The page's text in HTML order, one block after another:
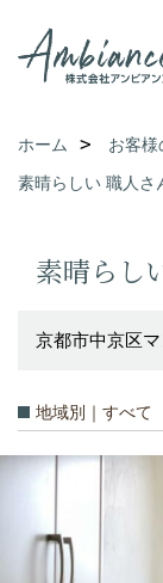
ホーム お客様
素晴らしい 職人さ
素晴らし
京都市中京区
地域別｜すべて